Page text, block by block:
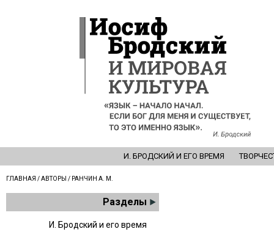
И. БРОДСКИЙ И ЕГО ВРЕМЯ
ГЛАВНАЯ /АВТОРЫ / РАНЧИН А. М.
Разделы
И. Бродский и его время